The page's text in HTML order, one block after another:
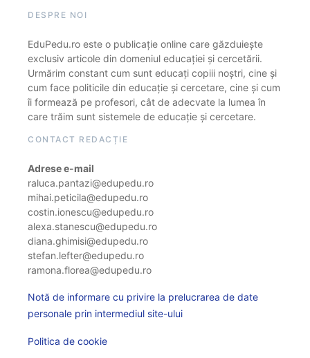
DESPRE NOI
EduPedu.ro este o publicație online care găzduiește
exclusiv articole din domeniul educației și cercetării.
Urmărim constant cum sunt educați copiii noștri, cine și
cum face politicile din educație și cercetare, cine și cum
îi formează pe profesori, cât de adecvate la lumea în
care trăim sunt sistemele de educație și cercetare.
CONTACT REDACȚIE
Adrese e-mail
raluca.pantazi@edupedu.ro
mihai.peticila@edupedu.ro
costin.ionescu@edupedu.ro
alexa.stanescu@edupedu.ro
diana.ghimisi@edupedu.ro
stefan.lefter@edupedu.ro
ramona.florea@edupedu.ro
Notă de informare cu privire la prelucrarea de date
personale prin intermediul site-ului
Politica de cookie